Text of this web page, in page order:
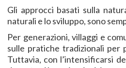
Gli approcci basati sulla
naturali e lo sviluppo, sono
Per generazioni, villaggi e
sulle pratiche tradizionali
Tuttavia, con l’intensificarsi